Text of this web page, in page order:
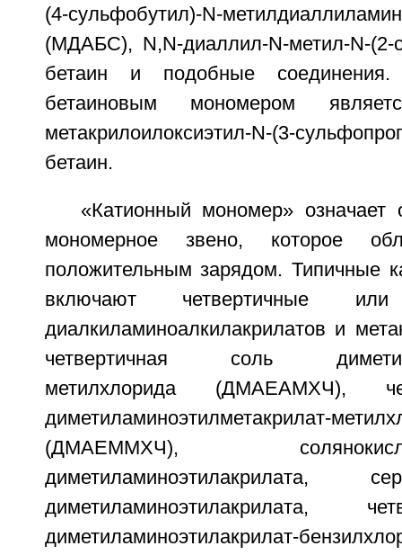
(4-сульфобутил)-N-
(МДАБС), N,N-диаллил-N-метил-N-(2-
бетаин и подобные соединения.
бетаиновым мономером
метакрилоилоксиэтил-N-(3-
бетаин.
«Катионный мономер» означает
мономерное звено, которое
положительным зарядом. Типичные
включают четвертичные
диалкиламиноалкилакрилатов и
четвертичная соль
метилхлорида (ДМАЕАМХЧ),
диметиламиноэтилметакрилат-
(ДМАЕММХЧ),
диметиламиноэтилакрилата,
диметиламиноэтилакрилата,
диметиламиноэтилакрилат-